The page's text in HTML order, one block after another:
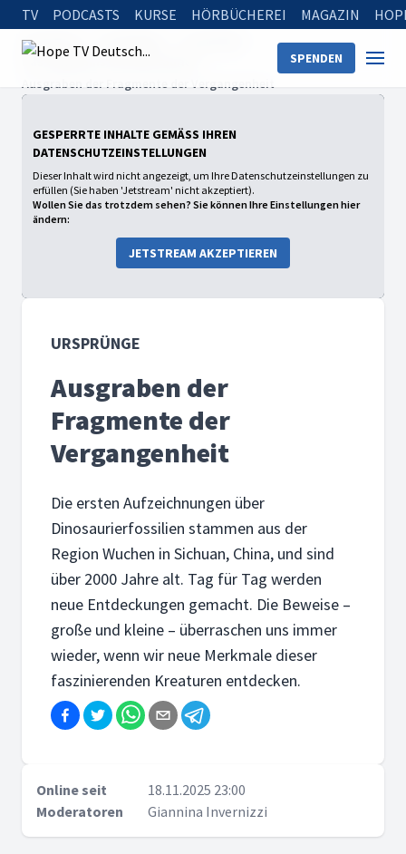
TV PODCASTS KURSE HÖRBÜCHEREI MAGAZIN
SPENDEN
Startseite
Das Geheimnis der Dinosaurier
Ausgraben der Fragmente der Vergangenheit
GESPERRTE INHALTE GEMÄSS IHREN D
ATENSCHUTZEINSTELLUNGEN
Dieser Inhalt wird nicht angezeigt, um Ihre Datenschutzeinstellungen zu
erfüllen (Sie haben 'Jetstream' nicht akzeptiert).
Wollen Sie das trotzdem sehen? Sie können Ihre Einstellungen hier
ändern:
JETSTREAM AKZEPTIEREN
URSPRÜNGE
Ausgraben der
Fragmente der
Vergangenheit
Die ersten Aufzeichnungen über
Dinosaurierfossilien stammen aus der
Region Wuchen in Sichuan, China, und sind
über 2000 Jahre alt. Tag für Tag werden
neue Entdeckungen gemacht. Die Beweise –
große und kleine – überraschen uns immer
wieder, wenn wir neue Merkmale dieser
faszinierenden Kreaturen entdecken.
Online seit
18.11.2025 23:00
Moderatoren
Giannina Invernizzi